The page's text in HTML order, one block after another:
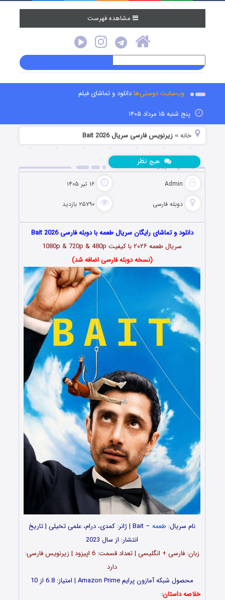
مشاهده فهرست
وب‌سایت دوستی‌هادانلود و تماشای فیلم
پنج شنبه ۱۵ مرداد ۱۴۰۵
خانه »زیرنویس فارسی سریال Bait 2026
دانلود سریال طعمه Bait 2026
Admin ۱۶ تیر ۱۴۰۵
دوبله فارسی ۲۵۷۹۰ بازدید
هیچ نظر
دانلود و تماشای رایگان سریال طعمه با دوبله فارسی Bait 2026
سریال طعمه ۲۰۲۶ با کیفیت 1080p & 720p & 480p
(نسخه دوبله فارسی اضافه شد)
نام سریال: طعمه
– Bait | ژانر: کمدی، درام، علمی تخیلی | تاریخ
انتشار: از سال 2023
زبان: فارسی + انگلیسی | تعداد قسمت‌‌‌‌: 6 اپیزود | زیرنویس فارسی:
دارد
محصول شبکه آمازون پرایم Amazon Prime | امتیاز: 6.8 از 10
خلاصه داستان: